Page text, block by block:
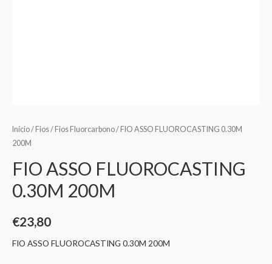
Início/ Fios/ Fios Fluorcarbono/ FIO ASSO FLUOROCASTING 0.30M
200M
FIO ASSO FLUOROCASTING
0.30M 200M
€23,80
FIO ASSO FLUOROCASTING 0.30M 200M